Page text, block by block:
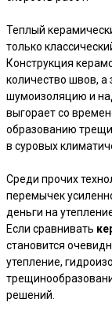
Теплый
только
Конструкция
количество швов,
шумоизоляцию и
выгорает со
образованию
в суровых
Среди прочих
перемычек
деньги на
Если сравнивать
становится
утепление,
решений.